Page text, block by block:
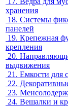
хранения
18. Системы
панелей
19. Крепежная
крепления
20.
выдвижения
21. Емкости для
22.
23.
24. Вешалки и